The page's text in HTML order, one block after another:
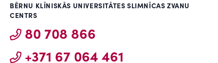
BĒRNU KLĪNISKĀS UNIVERSITĀTES SLIMNĪCAS ZVANU
CENTRS
80 708 866
+371 67 064 461